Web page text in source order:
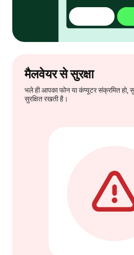
मैलवेयर से सुरक्षा
भले ही आपका फोन या कंप्यूटर संक्रमित हो,
सुरक्षित रखती है।